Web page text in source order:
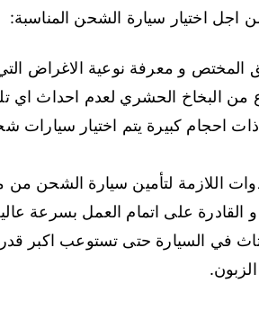
اجل اختيار سيارة الشحن المناسبة:
المختص و معرفة نوعية الاغراض
من البخاخ الحشري لعدم احداث اي
احجام كبيرة يتم اختيار
اللازمة لتأمين سيارة الشحن
و القادرة على اتمام العمل بسرعة
في السيارة حتى تستوعب اكبر